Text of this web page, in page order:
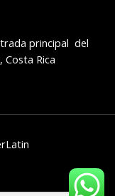
principal del
Costa Rica